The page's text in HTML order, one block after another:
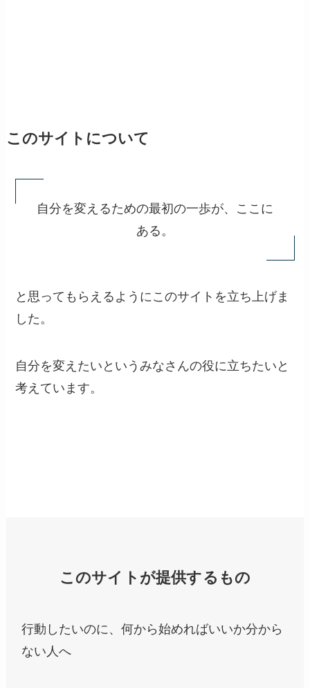
このサイトについて
自分を変えるための最初の一歩が、ここに
ある。
と思ってもらえるようにこのサイトを立ち上げま
した。
自分を変えたいというみなさんの役に立ちたいと
考えています。
このサイトが提供するもの
行動したいのに、何から始めればいいか分から
ない人へ